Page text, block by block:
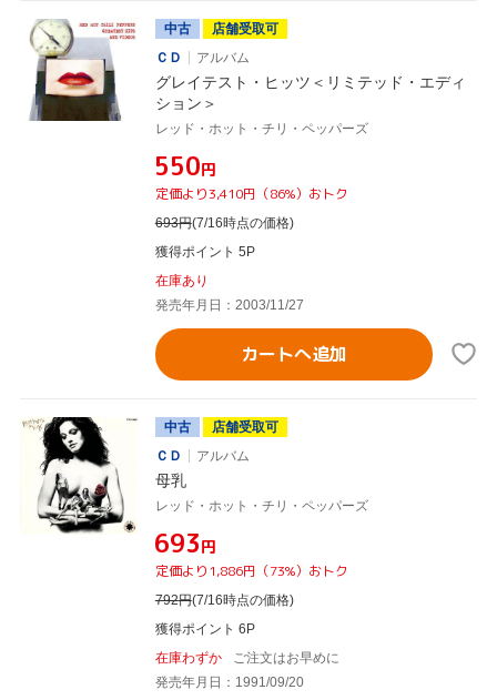
中古
店舗受取可
ＣＤ
アルバム
グレイテスト・ヒッツ＜リミテッド・エディ
ション＞
レッド・ホット・チリ・ペッパーズ
¥550円
定価より3,410円（86%）おトク
693円(7/16時点の価格)
獲得ポイント 5P
在庫あり
発売年月日：2003/11/27
カートへ追加
中古
店舗受取可
ＣＤ
アルバム
母乳
レッド・ホット・チリ・ペッパーズ
¥693円
定価より1,886円（73%）おトク
792円(7/16時点の価格)
獲得ポイント 6P
在庫わずか
ご注文はお早めに
発売年月日：1991/09/20